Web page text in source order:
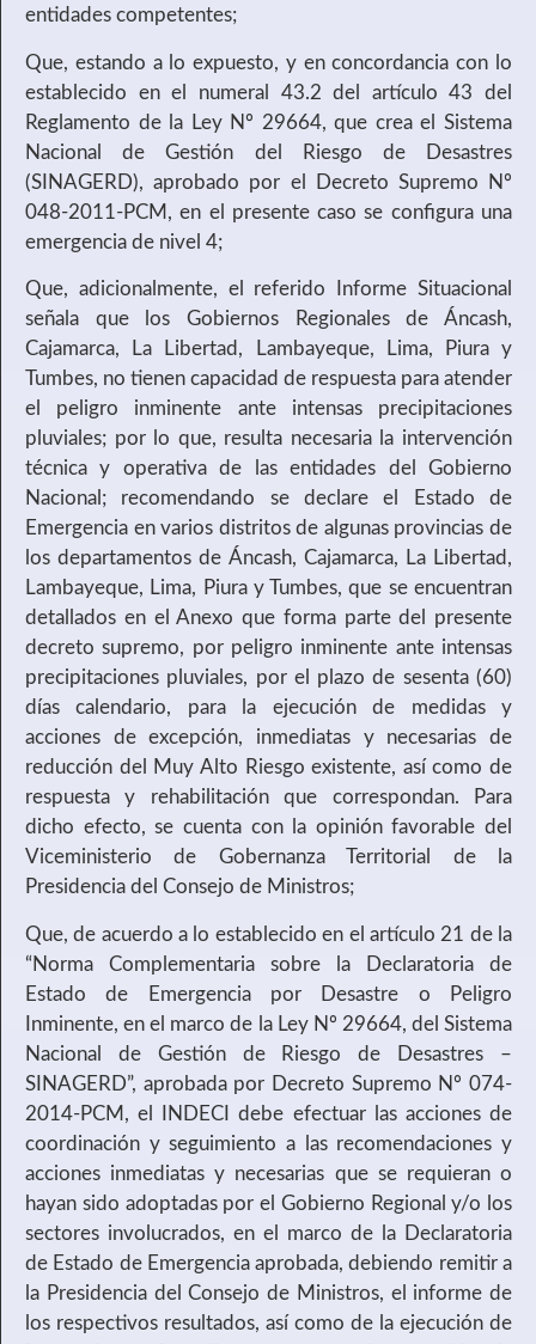
entidades competentes;
Que, estando a lo expuesto, y en concordancia con lo
establecido en el numeral 43.2 del artículo 43 del
Reglamento de la Ley Nº 29664, que crea el Sistema
Nacional de Gestión del Riesgo de Desastres
(SINAGERD), aprobado por el Decreto Supremo Nº
048-2011-PCM, en el presente caso se configura una
emergencia de nivel 4;
Que, adicionalmente, el referido Informe Situacional
señala que los Gobiernos Regionales de Áncash,
Cajamarca, La Libertad, Lambayeque, Lima, Piura y
Tumbes, no tienen capacidad de respuesta para atender
el peligro inminente ante intensas precipitaciones
pluviales; por lo que, resulta necesaria la intervención
técnica y operativa de las entidades del Gobierno
Nacional; recomendando se declare el Estado de
Emergencia en varios distritos de algunas provincias de
los departamentos de Áncash, Cajamarca, La Libertad,
Lambayeque, Lima, Piura y Tumbes, que se encuentran
detallados en el Anexo que forma parte del presente
decreto supremo, por peligro inminente ante intensas
precipitaciones pluviales, por el plazo de sesenta (60)
días calendario, para la ejecución de medidas y
acciones de excepción, inmediatas y necesarias de
reducción del Muy Alto Riesgo existente, así como de
respuesta y rehabilitación que correspondan. Para
dicho efecto, se cuenta con la opinión favorable del
Viceministerio de Gobernanza Territorial de la
Presidencia del Consejo de Ministros;
Que, de acuerdo a lo establecido en el artículo 21 de la
“Norma Complementaria sobre la Declaratoria de
Estado de Emergencia por Desastre o Peligro
Inminente, en el marco de la Ley Nº 29664, del Sistema
Nacional de Gestión de Riesgo de Desastres –
SINAGERD”, aprobada por Decreto Supremo Nº 074-
2014-PCM, el INDECI debe efectuar las acciones de
coordinación y seguimiento a las recomendaciones y
acciones inmediatas y necesarias que se requieran o
hayan sido adoptadas por el Gobierno Regional y/o los
sectores involucrados, en el marco de la Declaratoria
de Estado de Emergencia aprobada, debiendo remitir a
la Presidencia del Consejo de Ministros, el informe de
los respectivos resultados, así como de la ejecución de